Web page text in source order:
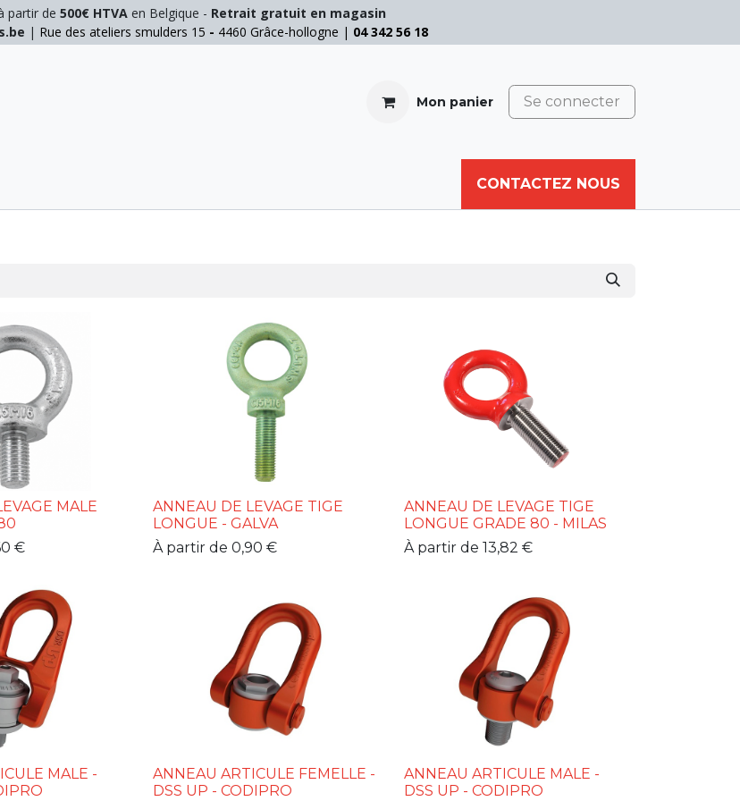
partir de 500€ HTVAen Belgique - Retrait gratuit en magasin
| Rue des ateliers smulders 15 - 4460 Grâce-hollogne | 04 342 56 18
Mon panier Se connecter
CORDE AUTRES
CONTACTEZ NOUS
MALE
€
ANNEAU DE LEVAGE TIGE
LONGUE - GALVA
À partir de 0,90 €
ANNEAU DE LEVAGE TIGE
LONGUE GRADE 80 - MILAS
À partir de 13,82 €
MALE -
ANNEAU ARTICULE FEMELLE -
DSS UP - CODIPRO
ANNEAU ARTICULE MALE -
DSS UP - CODIPRO